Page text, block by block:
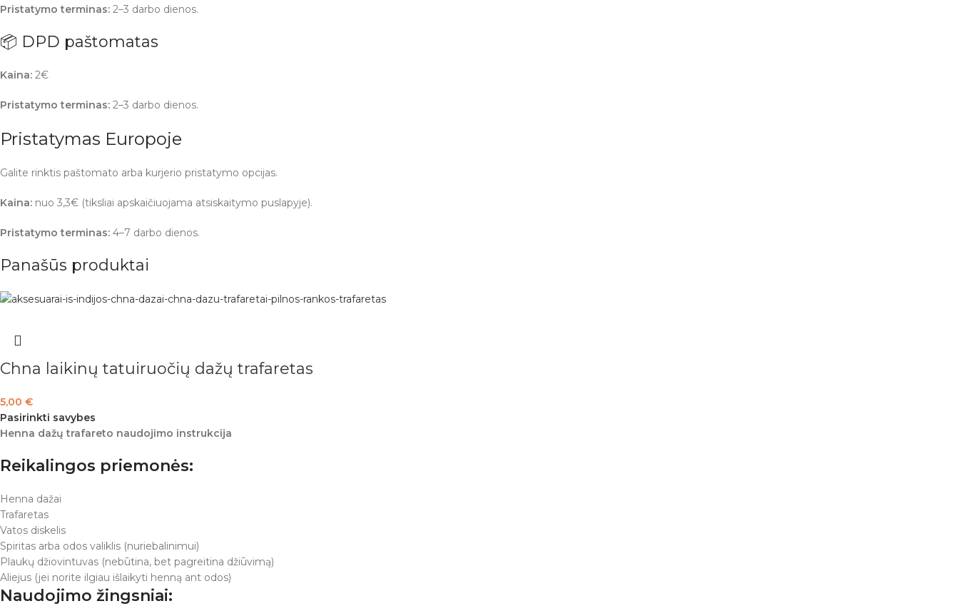
Pristatymo terminas: 2–3 darbo dienos.
📦 DPD paštomatas
Kaina: 2€
Pristatymo terminas: 2–3 darbo dienos.
Pristatymas Europoje
Galite rinktis paštomato arba kurjerio pristatymo opcijas.
Kaina: nuo 3,3€ (tiksliai apskaičiuojama atsiskaitymo puslapyje).
Pristatymo terminas: 4–7 darbo dienos.
Panašūs produktai
Chna laikinų tatuiruočių dažų trafaretas
5,00 €
Pasirinkti savybes
Henna dažų trafareto naudojimo instrukcija
Reikalingos priemonės:
Henna dažai
Trafaretas
Vatos diskelis
Spiritas arba odos valiklis (nuriebalinimui)
Plaukų džiovintuvas (nebūtina, bet pagreitina džiūvimą)
Aliejus (jei norite ilgiau išlaikyti henną ant odos)
Naudojimo žingsniai: